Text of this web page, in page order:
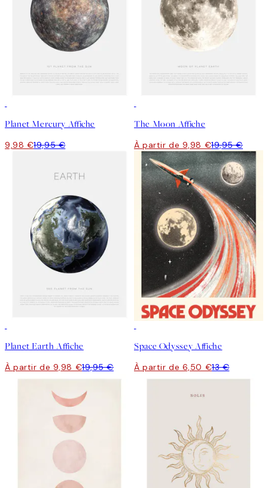
Planet Mercury Affiche
9,98 €19,95 €
The Moon Affiche
À partir de 9,98 €19,95 €
Planet Earth Affiche
À partir de 9,98 €19,95 €
Space Odyssey Affiche
À partir de 6,50 €13 €